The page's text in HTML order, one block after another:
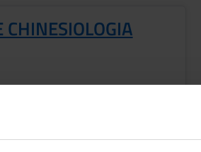
CHINESIOLOGIA
SANITARIE